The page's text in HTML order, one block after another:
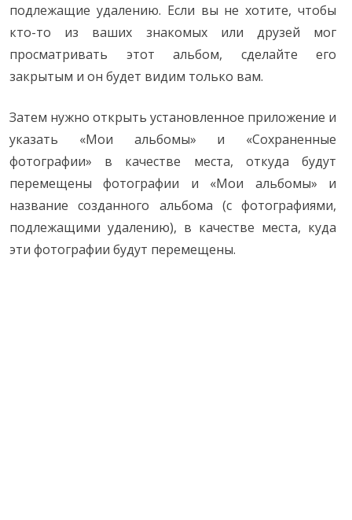
подлежащие удалению. Если вы не хотите, чтобы
кто-то из ваших знакомых или друзей мог
просматривать этот альбом, сделайте его
закрытым и он будет видим только вам.
Затем нужно открыть установленное приложение и
указать «Мои альбомы» и «Сохраненные
фотографии» в качестве места, откуда будут
перемещены фотографии и «Мои альбомы» и
название созданного альбома (с фотографиями,
подлежащими удалению), в качестве места, куда
эти фотографии будут перемещены.